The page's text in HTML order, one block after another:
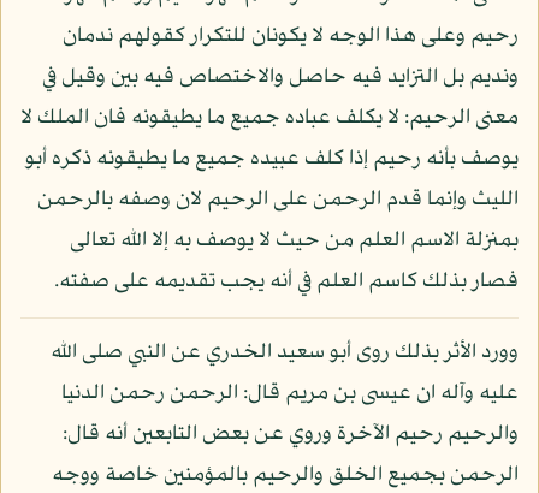
رحيم وعلى هذا الوجه لا يكونان للتكرار كقولهم ندمان
ونديم بل التزايد فيه حاصل والاختصاص فيه بين وقيل في
معنى الرحيم: لا يكلف عباده جميع ما يطيقونه فان الملك لا
يوصف بأنه رحيم إذا كلف عبيده جميع ما يطيقونه ذكره أبو
الليث وإنما قدم الرحمن على الرحيم لان وصفه بالرحمن
بمنزلة الاسم العلم من حيث لا يوصف به إلا الله تعالى
فصار بذلك كاسم العلم في أنه يجب تقديمه على صفته.
وورد الأثر بذلك روى أبو سعيد الخدري عن النبي صلى الله
عليه وآله ان عيسى بن مريم قال: الرحمن رحمن الدنيا
والرحيم رحيم الآخرة وروي عن بعض التابعين أنه قال:
الرحمن بجميع الخلق والرحيم بالمؤمنين خاصة ووجه